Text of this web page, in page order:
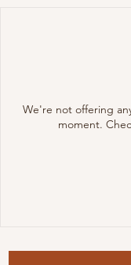
We're not offering
moment.